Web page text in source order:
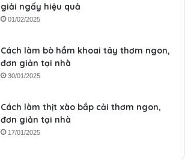
giải ngấy hiệu quả
01/02/2025
Cách làm bò hầm khoai tây thơm ngon,
đơn giản tại nhà
30/01/2025
Cách làm thịt xào bắp cải thơm ngon,
đơn giản tại nhà
17/01/2025